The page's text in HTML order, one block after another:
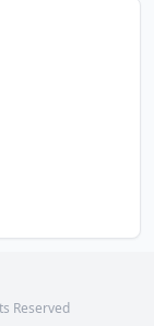
Reserved